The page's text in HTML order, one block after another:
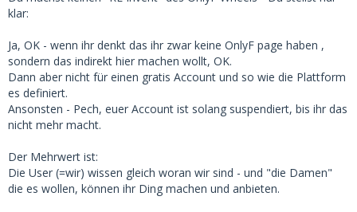
klar:
Ja, OK - wenn ihr denkt das ihr zwar keine OnlyF page haben ,
sondern das indirekt hier machen wollt, OK.
Dann aber nicht für einen gratis Account und so wie die Plattform
es definiert.
Ansonsten - Pech, euer Account ist solang suspendiert, bis ihr das
nicht mehr macht.
Der Mehrwert ist:
Die User (=wir) wissen gleich woran wir sind - und "die Damen"
die es wollen, können ihr Ding machen und anbieten.